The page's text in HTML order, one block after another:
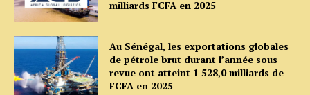
milliards FCFA en 2025
Au Sénégal, les exportations globales
de pétrole brut durant l’année sous
revue ont atteint 1 528,0 milliards de
FCFA en 2025